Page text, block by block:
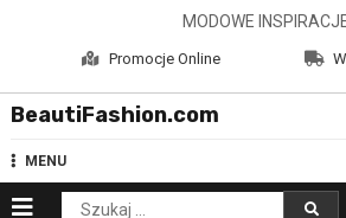
MODOWE
Promocje Online
BeautiFashion.com
MENU
Szukaj: